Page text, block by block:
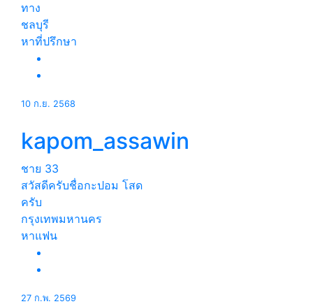
ทาง
ชลบุรี
หาที่ปรึกษา
10 ก.ย. 2568
kapom_assawin
ชาย 33
สวัสดีครับชื่อกะปอม โสด
ครับ
กรุงเทพมหานคร
หาแฟน
27 ก.พ. 2569